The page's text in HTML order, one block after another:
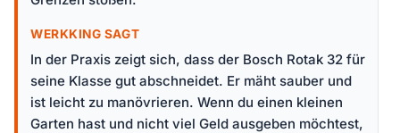
WERKKING SAGT
In der Praxis zeigt sich, dass der Bosch Rotak 32 für
seine Klasse gut abschneidet. Er mäht sauber und
ist leicht zu manövrieren. Wenn du einen kleinen
Garten hast und nicht viel Geld ausgeben möchtest,